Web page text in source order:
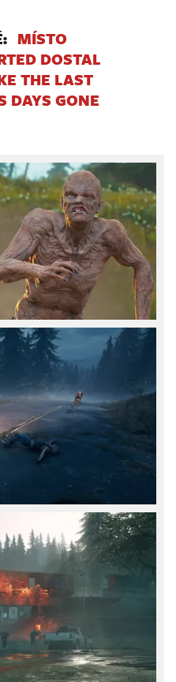
MÍSTO
DOSTAL
THE LAST
DAYS GONE